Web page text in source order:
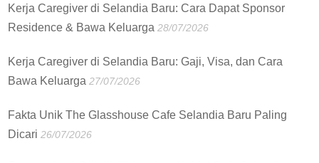
Kerja Caregiver di Selandia Baru: Cara Dapat Sponsor
Residence & Bawa Keluarga 28/07/2026
Kerja Caregiver di Selandia Baru: Gaji, Visa, dan Cara
Bawa Keluarga 27/07/2026
Fakta Unik The Glasshouse Cafe Selandia Baru Paling
Dicari 26/07/2026